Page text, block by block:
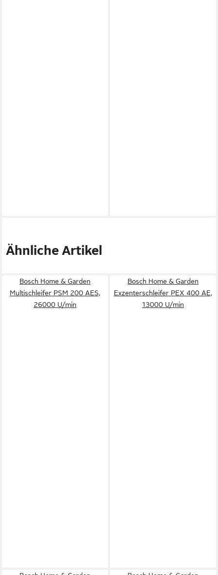
Ähnliche Artikel
Bosch Home & Garden
Multischleifer PSM 200 AES,
26000 U/min
Bosch Home & Garden
Exzenterschleifer PEX 400 AE,
13000 U/min